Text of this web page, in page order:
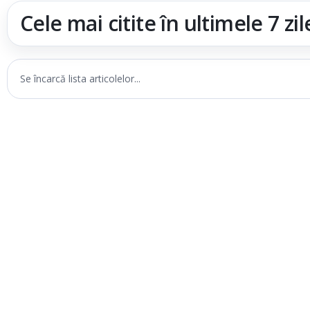
Cele mai citite în ultimele 7
Se încarcă lista articolelor...